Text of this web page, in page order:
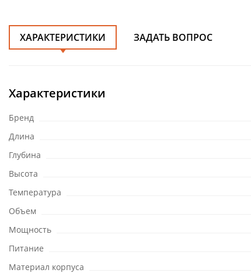
ХАРАКТЕРИСТИКИ ЗАДАТЬ ВОПРОС
Характеристики
Бренд
Длина
Глубина
Высота
Температура
Объем
Мощность
Питание
Материал корпуса